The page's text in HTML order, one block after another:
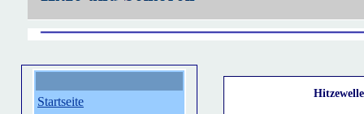
Startseite